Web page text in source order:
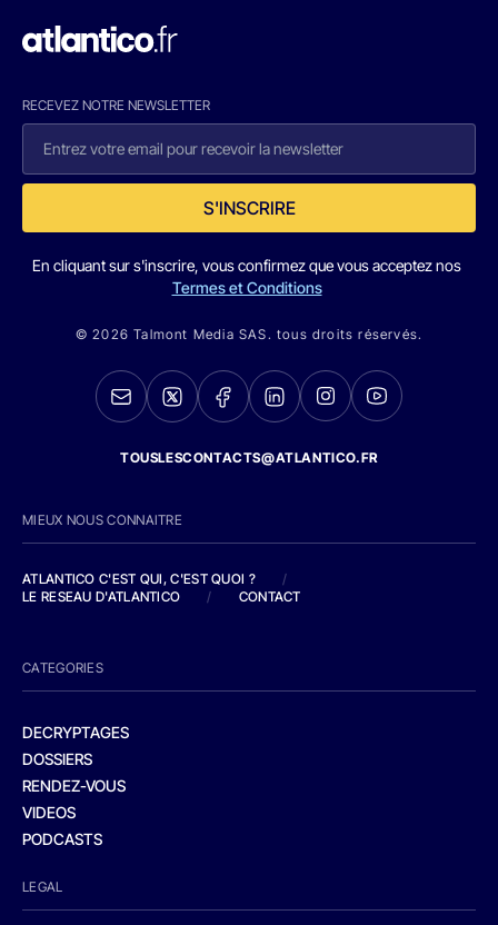
RECEVEZ NOTRE NEWSLETTER
S'INSCRIRE
En cliquant sur s'inscrire, vous confirmez que vous acceptez nos
Termes et Conditions
© 2026 Talmont Media SAS. tous droits réservés.
TOUSLESCONTACTS@ATLANTICO.FR
MIEUX NOUS CONNAITRE
ATLANTICO C'EST QUI, C'EST QUOI ?
/
LE RESEAU D'ATLANTICO
/ CONTACT
CATEGORIES
DECRYPTAGES
DOSSIERS
RENDEZ-VOUS
VIDEOS
PODCASTS
LEGAL